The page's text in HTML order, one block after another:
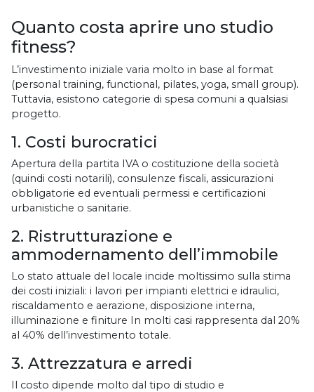
Quanto costa aprire uno studio
fitness?
L’investimento iniziale varia molto in base al format
(personal training, functional, pilates, yoga, small group).
Tuttavia, esistono categorie di spesa comuni a qualsiasi
progetto.
1. Costi burocratici
Apertura della partita IVA o costituzione della società
(quindi costi notarili), consulenze fiscali, assicurazioni
obbligatorie ed eventuali permessi e certificazioni
urbanistiche o sanitarie.
2. Ristrutturazione e
ammodernamento dell’immobile
Lo stato attuale del locale incide moltissimo sulla stima
dei costi iniziali: i lavori per impianti elettrici e idraulici,
riscaldamento e aerazione, disposizione interna,
illuminazione e finiture In molti casi rappresenta dal 20%
al 40% dell’investimento totale.
3. Attrezzatura e arredi
Il costo dipende molto dal tipo di studio e